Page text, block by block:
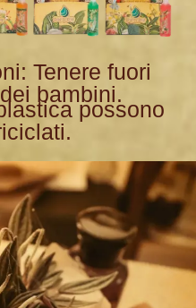
Tenere fuori
bambini.
possono